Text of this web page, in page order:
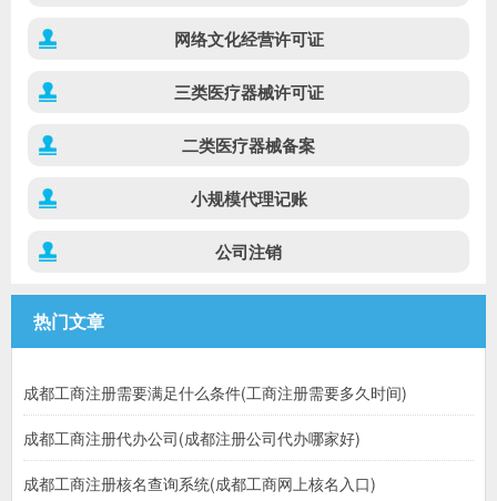
网络文化经营许可证
三类医疗器械许可证
二类医疗器械备案
小规模代理记账
公司注销
热门文章
成都工商注册需要满足什么条件(工商注册需要多久时间)
成都工商注册代办公司(成都注册公司代办哪家好)
成都工商注册核名查询系统(成都工商网上核名入口)